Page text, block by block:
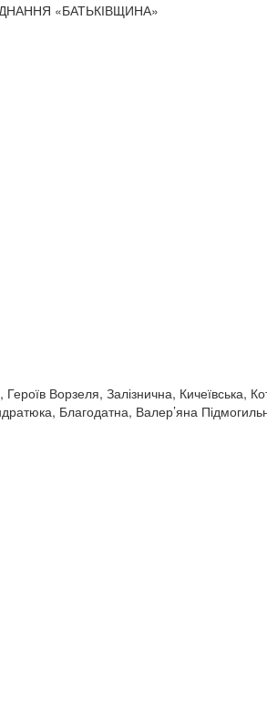
«БАТЬКІВЩИНА»
Ворзеля, Залізнична, Кичеївська,
Благодатна, Валер’яна